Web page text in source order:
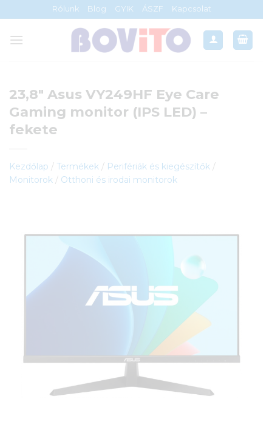
to
content
Rólunk Blog GYIK ÁSZF Kapcsolat
23,8″ Asus VY249HF Eye Care
Gaming monitor (IPS LED) –
fekete
Kezdőlap / Termékek / Perifériák és kiegészítők /
Monitorok / Otthoni és irodai monitorok